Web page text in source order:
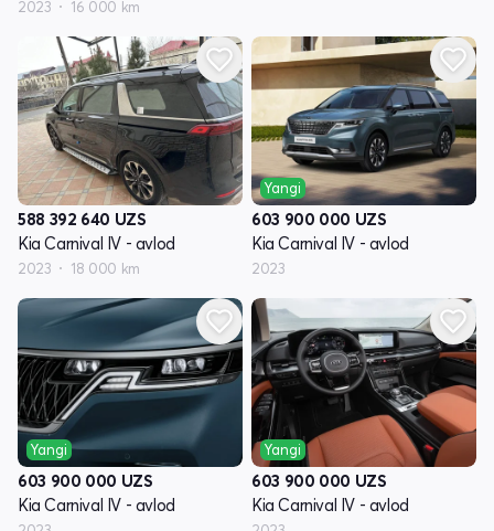
2023 16 000 km
588 392 640 UZS
Kia Carnival IV - avlod
2023 18 000 km
Yangi
603 900 000 UZS
Kia Carnival IV - avlod
2023
Yangi
603 900 000 UZS
Kia Carnival IV - avlod
Yangi
603 900 000 UZS
Kia Carnival IV - avlod